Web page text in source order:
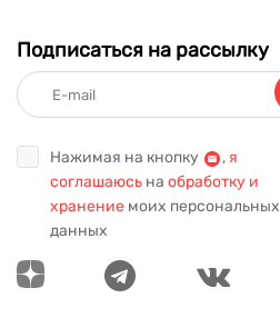
Подписаться на рассылку
Нажимая на кнопку , я
соглашаюсь на обработку и
хранение моих персональных
данных